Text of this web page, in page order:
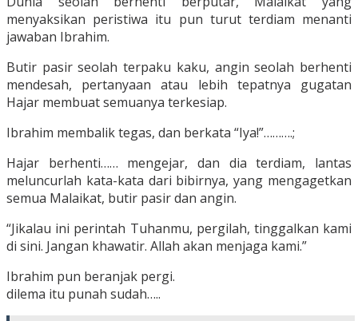
menyaksikan peristiwa itu pun turut terdiam menanti
jawaban Ibrahim.
Butir pasir seolah terpaku kaku, angin seolah berhenti
mendesah, pertanyaan atau lebih tepatnya gugatan
Hajar membuat semuanya terkesiap.
Ibrahim membalik tegas, dan berkata “Iya!”……….;
Hajar berhenti…… mengejar, dan dia terdiam, lantas
meluncurlah kata-kata dari bibirnya, yang mengagetkan
semua Malaikat, butir pasir dan angin.
“Jikalau ini perintah Tuhanmu, pergilah, tinggalkan kami
di sini. Jangan khawatir. Allah akan menjaga kami.”
Ibrahim pun beranjak pergi.
dilema itu punah sudah…..